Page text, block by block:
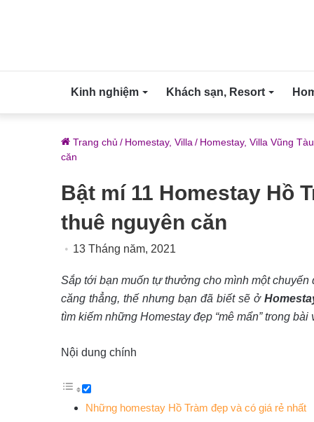
Kinh nghiệm Khách sạn, Resort
Trang chủ / Homestay, Villa / Homestay, Villa Vũng Tàu
căn
Bật mí 11 Homestay Hồ
thuê nguyên căn
13 Tháng năm, 2021
Sắp tới bạn muốn tự thưởng cho mình một
căng thẳng, thế nhưng bạn đã biết sẽ ở
tìm kiếm những Homestayđẹp “mê mẩn” trong
Nội dung chính
Những homestay Hồ Tràm đẹp và có giá rẻ nhất